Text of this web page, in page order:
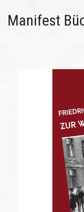
Manifest